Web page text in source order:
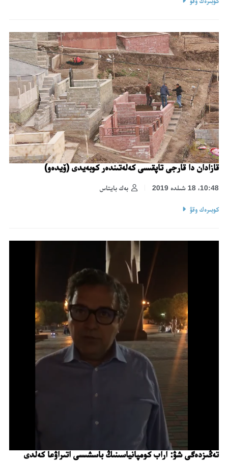
قازادان دا قارجى تاپقىسى كەلەتىندەر كوبەيدى (ۆيدەو)
بەك بايتاس 10:48، 18 شىلدە 2019
كوبىرەك وقۋ
تەڭىزدەگى شۋ: اراب كومپانياسىنىڭ باسشىسى اتىراۋعا كەلدى